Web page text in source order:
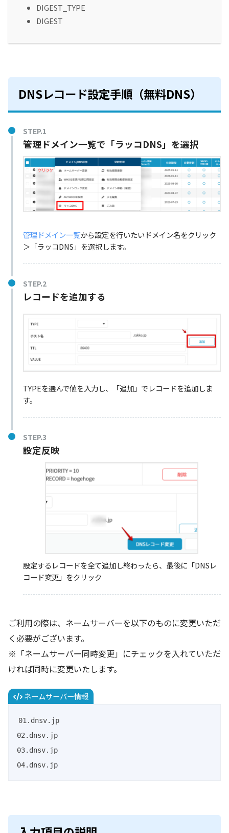
DIGEST_TYPE
DIGEST
DNSレコード設定手順（無料DNS）
STEP.1
管理ドメイン一覧で「ラッコDNS」を選択
管理ドメイン一覧から設定を行いたいドメイン名をクリック
＞「ラッコDNS」を選択します。
STEP.2
レコードを追加する
TYPEを選んで値を入力し、「追加」でレコードを追加しま
す。
STEP.3
設定反映
設定するレコードを全て追加し終わったら、最後に「DNSレ
コード変更」をクリック
ご利用の際は、ネームサーバーを以下のものに変更いただ
く必要がございます。
※「ネームサーバー同時変更」にチェックを入れていただ
ければ同時に変更いたします。
ネームサーバー情報
01.dnsv.jp
02.dnsv.jp
03.dnsv.jp
04.dnsv.jp